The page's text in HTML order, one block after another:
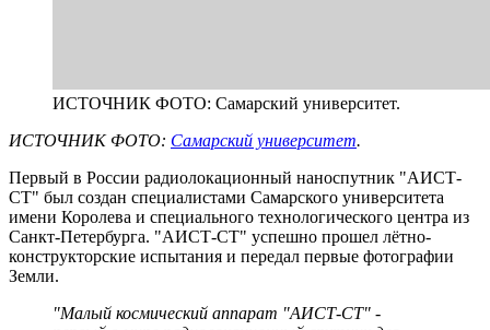
ИСТОЧНИК ФОТО: Самарский университет.
ИСТОЧНИК ФОТО: Самарский университет.
Первый в России радиолокационный наноспутник "АИСТ-
СТ" был создан специалистами Самарского университета
имени Королева и специального технологического центра из
Санкт-Петербурга. "АИСТ-СТ" успешно прошел лётно-
конструкторские испытания и передал первые фотографии
Земли.
"Малый космический аппарат "АИСТ-СТ" -